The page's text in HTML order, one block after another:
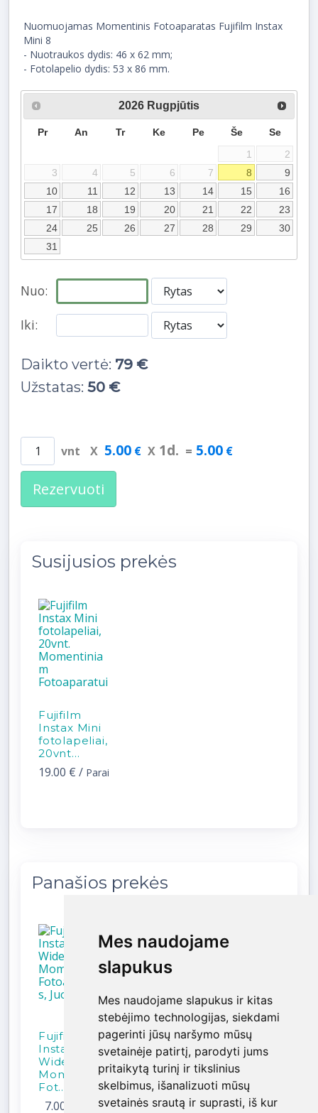
Mes naudojame
slapukus
Mes naudojame slapukus ir kitas
stebėjimo technologijas, siekdami
pagerinti jūsų naršymo mūsų
svetainėje patirtį, parodyti jums
pritaikytą turinį ir tikslinius
skelbimus, išanalizuoti mūsų
svetainės srautą ir suprasti, iš kur
Mes naudojame
slapukus
Mes naudojame slapukus ir kitas
stebėjimo technologijas, siekdami
pagerinti jūsų naršymo mūsų
svetainėje patirtį, parodyti jums
pritaikytą turinį ir tikslinius
skelbimus, išanalizuoti mūsų
svetainės srautą ir suprasti, iš kur
Nuomuojamas Momentinis Fotoaparatas Fujifilm Instax
Mini 8
- Nuotraukos dydis: 46 x 62 mm;
- Fotolapelio dydis: 53 x 86 mm.
2026 Rugpjūtis
Pr An Tr Ke Pe Še
Se
1
2
3
4 5 6 7 8
9
10
11 12 13 14 15
16
17
18 19 20 21 22
23
24
25 26 27 28 29
30
31
Nuo:
Iki:
Daikto vertė: 79 €
Užstatas: 50 €
vnt X 5.00 € X 1d. = 5.00 €
Rezervuoti
Susijusios prekės
Fujifilm
Instax Mini
fotolapeliai,
20vnt...
19.00 € / Parai
Panašios prekės
Fujifilm
Instax 300
Wide,
Momentinis
Fot...
7.00 € Parai
Fujifilm
Instax 300
Wide,
Momentinis
Fot...
9.00 €/Parai
FujiFilm
Instax
SQUARE
SQ1,
Momentinis
f...